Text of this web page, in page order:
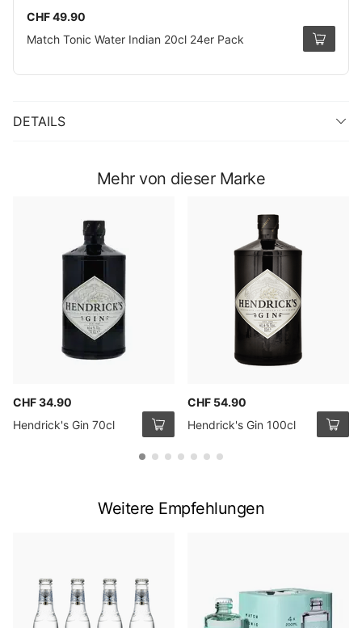
CHF 49.90
Match Tonic Water Indian 20cl 24er Pack
DETAILS
Mehr von dieser Marke
CHF 34.90
Hendrick's Gin 70cl
CHF 54.90
Hendrick's Gin 100cl
Weitere Empfehlungen